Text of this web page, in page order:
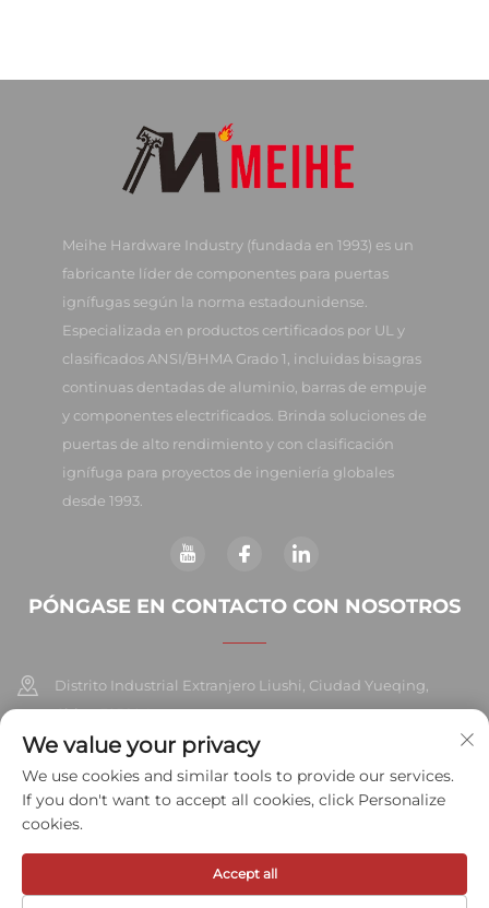
Meihe Hardware Industry (fundada en 1993) es un
fabricante líder de componentes para puertas
ignífugas según la norma estadounidense.
Especializada en productos certificados por UL y
clasificados ANSI/BHMA Grado 1, incluidas bisagras
continuas dentadas de aluminio, barras de empuje
y componentes electrificados. Brinda soluciones de
puertas de alto rendimiento y con clasificación
ignífuga para proyectos de ingeniería globales
desde 1993.
PÓNGASE EN CONTACTO CON NOSOTROS
Distrito Industrial Extranjero Liushi, Ciudad Yueqing,
China 325604
+86-577-57572007
[email protected]
Derechos de autor © 2026 Meihe Hardware Industry Co., Ltd. Todos
los derechos reservados. Política de privacidad
We value your privacy
We use cookies and similar tools to provide our services.
If you don't want to accept all cookies, click Personalize
cookies.
Accept all